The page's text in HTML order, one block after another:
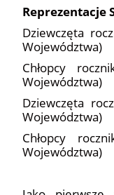
Reprezentacje
Dziewczęta
Województwa)
Chłopcy
Województwa)
Dziewczęta
Województwa)
Chłopcy
Województwa)